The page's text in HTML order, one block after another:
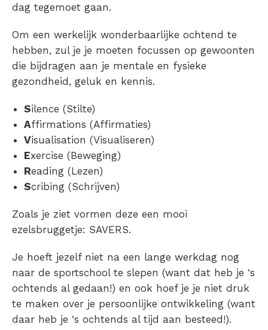
dag tegemoet gaan.
Om een werkelijk wonderbaarlijke ochtend te
hebben, zul je je moeten focussen op gewoonten
die bijdragen aan je mentale en fysieke
gezondheid, geluk en kennis.
Silence (Stilte)
Affirmations (Affirmaties)
Visualisation (Visualiseren)
Exercise (Beweging)
Reading (Lezen)
Scribing (Schrijven)
Zoals je ziet vormen deze een mooi
ezelsbruggetje: SAVERS.
Je hoeft jezelf niet na een lange werkdag nog
naar de sportschool te slepen (want dat heb je ‘s
ochtends al gedaan!) en ook hoef je je niet druk
te maken over je persoonlijke ontwikkeling (want
daar heb je ‘s ochtends al tijd aan besteed!).